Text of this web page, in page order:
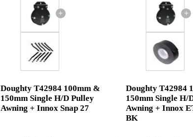
+
Doughty T42984 100mm &
150mm Single H/D Pulley
Awning + Innox Snap 27
+
Doughty T42984
150mm Single H/
Awning + Innox
BK